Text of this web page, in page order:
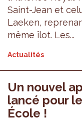
Saint-Jean et
Laeken,
même îlot. Les...
Actualités
Un nouvel
lancé pour
École !